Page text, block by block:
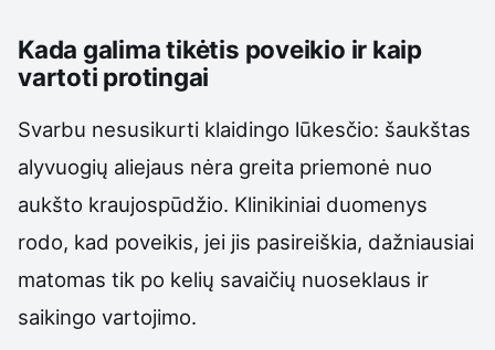
Kada galima tikėtis poveikio ir kaip
vartoti protingai
Svarbu nesusikurti klaidingo lūkesčio: šaukštas
alyvuogių aliejaus nėra greita priemonė nuo
aukšto kraujospūdžio. Klinikiniai duomenys
rodo, kad poveikis, jei jis pasireiškia, dažniausiai
matomas tik po kelių savaičių nuoseklaus ir
saikingo vartojimo.